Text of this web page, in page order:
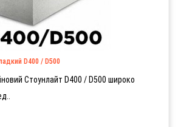
D400 / D500
Стоунлайт D400 / D500 широко